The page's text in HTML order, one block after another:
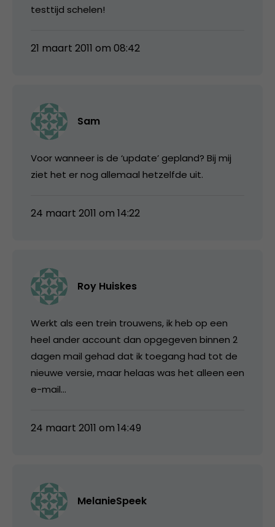
testtijd schelen!
21 maart 2011 om 08:42
Sam
Voor wanneer is de ‘update’ gepland? Bij mij
ziet het er nog allemaal hetzelfde uit.
24 maart 2011 om 14:22
Roy Huiskes
Werkt als een trein trouwens, ik heb op een
heel ander account dan opgegeven binnen 2
dagen mail gehad dat ik toegang had tot de
nieuwe versie, maar helaas was het alleen een
e-mail…
24 maart 2011 om 14:49
MelanieSpeek